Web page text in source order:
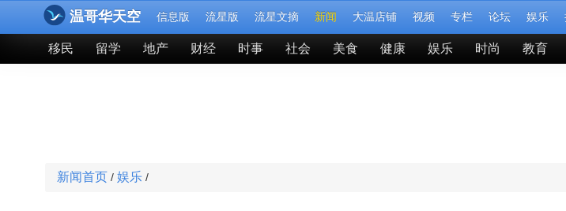
温哥华天空 信息版 流星版 流星文摘 新闻 大温店铺 视频 专栏 论坛 娱乐
移民 留学 地产 财经 时事 社会 美食 健康 娱乐 时尚 教育
新闻首页 / 娱乐 /